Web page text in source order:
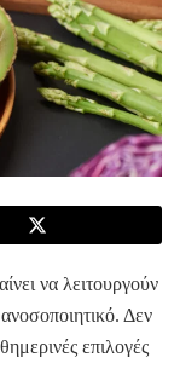
να λειτουργούν
Δεν
επιλογές